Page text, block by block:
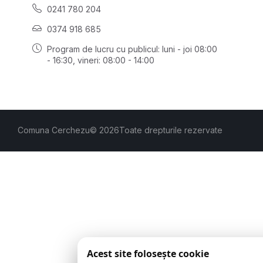
0241 780 204
0374 918 685
Program de lucru cu publicul: luni - joi 08:00
- 16:30 , vineri: 08:00 - 14:00
Comuna Cerchezu© 2026Toate drepturile rezervate
Acest site folosește cookie